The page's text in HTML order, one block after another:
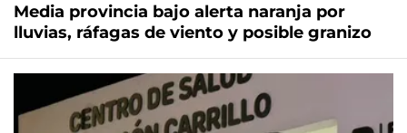
Media provincia bajo alerta naranja por
lluvias, ráfagas de viento y posible granizo